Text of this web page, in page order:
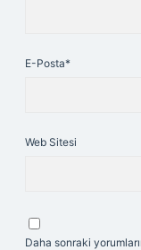
E-Posta*
Web Sitesi
Daha sonraki